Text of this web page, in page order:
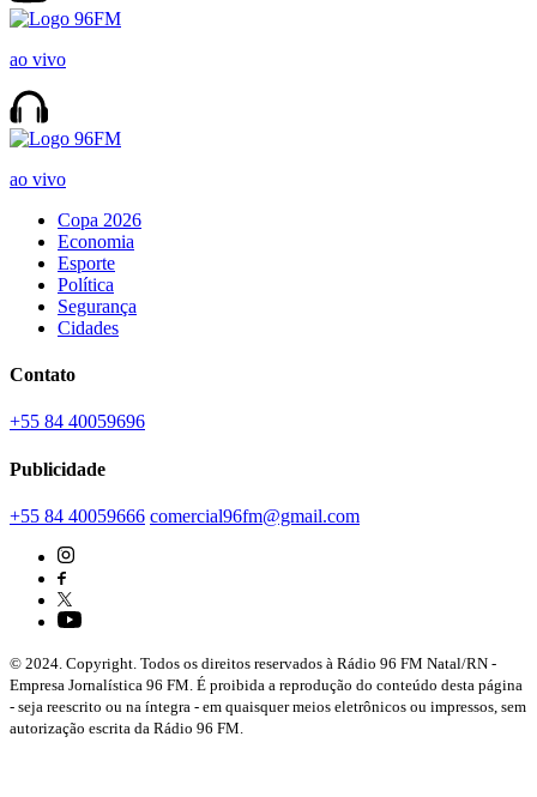
ao vivo
ao vivo
Copa 2026
Economia
Esporte
Política
Segurança
Cidades
Contato
+55 84 40059696
Publicidade
+55 84 40059666 comercial96fm@gmail.com
© 2024. Copyright. Todos os direitos reservados à Rádio 96 FM Natal/RN -
Empresa Jornalística 96 FM. É proibida a reprodução do conteúdo desta página
- seja reescrito ou na íntegra - em quaisquer meios eletrônicos ou impressos, sem
autorização escrita da Rádio 96 FM.